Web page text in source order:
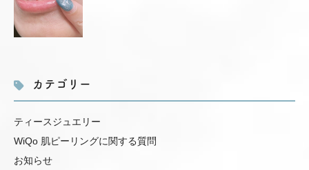
カテゴリー
ティースジュエリー
WiQo 肌ピーリングに関する質問
お知らせ